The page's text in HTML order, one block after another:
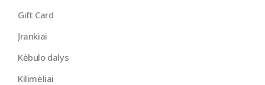
Gift Card
Įrankiai
Kėbulo dalys
Kilimėliai